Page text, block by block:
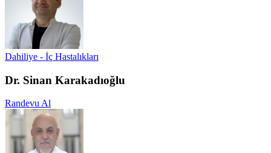
Dahiliye - İç Hastalıkları
Dr. Sinan Karakadıoğlu
Randevu Al